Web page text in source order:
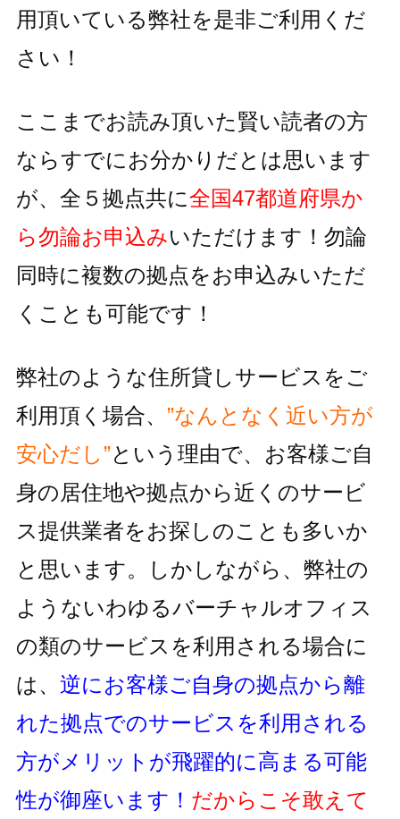
用頂いている弊社を是非ご利用くだ
さい！
ここまでお読み頂いた賢い読者の方
ならすでにお分かりだとは思います
が、全５拠点共に全国47都道府県か
ら勿論お申込みいただけます！ 勿論
同時に複数の拠点をお申込みいただ
くことも可能です！
弊社のような住所貸しサービスをご
利用頂く場合、 ”なんとなく近い方が
安心だし”という理由で、お客様ご自
身の居住地や拠点から近くのサービ
ス提供業者をお探しのことも多いか
と思います。しかしながら、 弊社の
ようないわゆるバーチャルオフィス
の類のサービスを利用される場合に
は、 逆にお客様ご自身の拠点から離
れた拠点でのサービスを利用される
方がメリットが飛躍的に高まる可能
性が御座います！ だからこそ敢えて